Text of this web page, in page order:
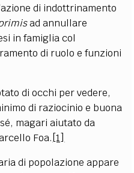
di indottrinamento
ad annullare
in famiglia col
di ruolo e funzioni
di occhi per vedere,
di raziocinio e buona
magari aiutato da
Foa. [1]
di popolazione appare